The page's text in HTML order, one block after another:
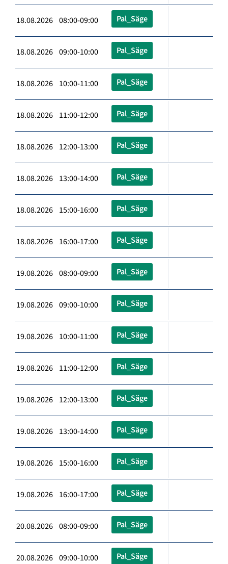
18.08.2026 08:00-09:00 Pal_Säge
18.08.2026 09:00-10:00 Pal_Säge
18.08.2026 10:00-11:00 Pal_Säge
18.08.2026 11:00-12:00 Pal_Säge
18.08.2026 12:00-13:00 Pal_Säge
18.08.2026 13:00-14:00 Pal_Säge
18.08.2026 15:00-16:00 Pal_Säge
18.08.2026 16:00-17:00 Pal_Säge
19.08.2026 08:00-09:00 Pal_Säge
19.08.2026 09:00-10:00 Pal_Säge
19.08.2026 10:00-11:00 Pal_Säge
19.08.2026 11:00-12:00 Pal_Säge
19.08.2026 12:00-13:00 Pal_Säge
19.08.2026 13:00-14:00 Pal_Säge
19.08.2026 15:00-16:00 Pal_Säge
19.08.2026 16:00-17:00 Pal_Säge
20.08.2026 08:00-09:00 Pal_Säge
20.08.2026 09:00-10:00 Pal_Säge